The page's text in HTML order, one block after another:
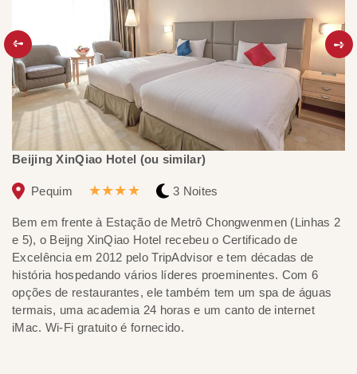
Beijing XinQiao Hotel (ou similar)
Pequim ★★★★ 3 Noites
Bem em frente à Estação de Metrô Chongwenmen (Linhas 2
e 5), o Beijng XinQiao Hotel recebeu o Certificado de
Excelência em 2012 pelo TripAdvisor e tem décadas de
história hospedando vários líderes proeminentes. Com 6
opções de restaurantes, ele também tem um spa de águas
termais, uma academia 24 horas e um canto de internet
iMac. Wi-Fi gratuito é fornecido.